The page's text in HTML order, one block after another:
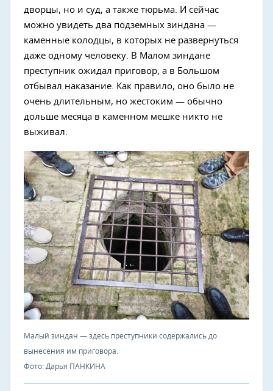
дворцы, но и суд, а также тюрьма. И сейчас
можно увидеть два подземных зиндана —
каменные колодцы, в которых не развернуться
даже одному человеку. В Малом зиндане
преступник ожидал приговор, а в Большом
отбывал наказание. Как правило, оно было не
очень длительным, но жестоким — обычно
дольше месяца в каменном мешке никто не
выживал.
Малый зиндан — здесь преступники содержались до
вынесения им приговора.
Фото: Дарья ПАНКИНА